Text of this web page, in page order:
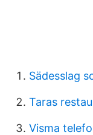
Sädesslag
Taras
Visma